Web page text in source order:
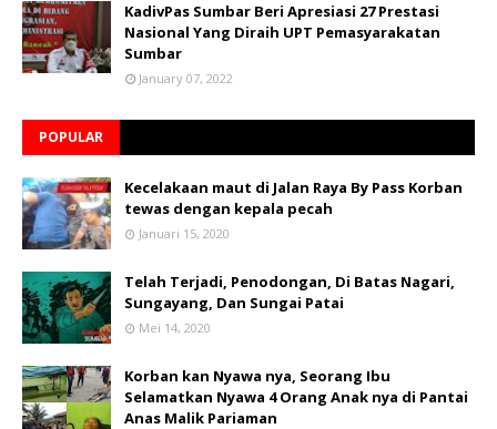
KadivPas Sumbar Beri Apresiasi 27 Prestasi
Nasional Yang Diraih UPT Pemasyarakatan
Sumbar
January 07, 2022
POPULAR
Kecelakaan maut di Jalan Raya By Pass Korban
tewas dengan kepala pecah
Januari 15, 2020
Telah Terjadi, Penodongan, Di Batas Nagari,
Sungayang, Dan Sungai Patai
Mei 14, 2020
Korban kan Nyawa nya, Seorang Ibu
Selamatkan Nyawa 4 Orang Anak nya di Pantai
Anas Malik Pariaman